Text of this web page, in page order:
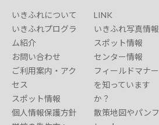
いきふれについて
いきふれプログラ
ム紹介
お問い合わせ
ご利用案内・アク
セス
スポット情報
個人情報保護方針
LINK
いきふれ写真情報
スポット情報
センター情報
フィールドマナー
を知っています
か？
散策地図やパンフ